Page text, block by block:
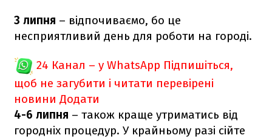
3 липня – відпочиваємо, бо це
несприятливий день для роботи на городі.
24 Канал – у WhatsApp Підпишіться,
щоб не загубити і читати перевірені
новини Додати
4-6 липня – також краще утриматись від
городніх процедур. У крайньому разі сійте